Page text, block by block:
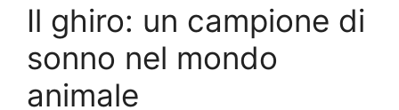
Il ghiro: un campione di
sonno nel mondo
animale